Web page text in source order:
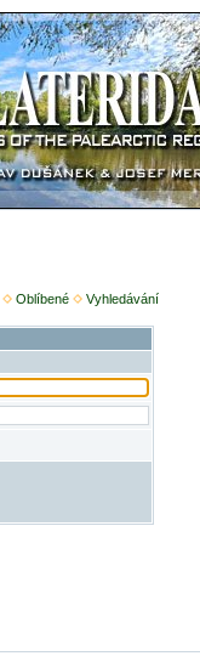
Oblíbené Vyhledávání